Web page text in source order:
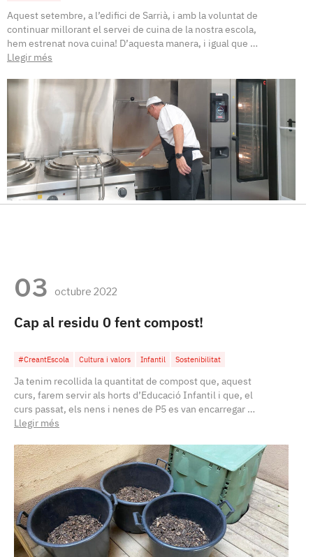
Aquest setembre, a l’edifici de Sarrià, i amb la voluntat de
continuar millorant el servei de cuina de la nostra escola,
hem estrenat nova cuina! D’aquesta manera, i igual que …
Llegir més
03 octubre 2022
Cap al residu 0 fent compost!
#CreantEscola Cultura i valors Infantil Sostenibilitat
Ja tenim recollida la quantitat de compost que, aquest
curs, farem servir als horts d’Educació Infantil i que, el
curs passat, els nens i nenes de P5 es van encarregar …
Llegir més